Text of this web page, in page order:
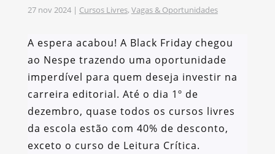
27 nov 2024| Cursos Livres, Vagas & Oportunidades
A espera acabou! A Black Friday chegou
ao Nespe trazendo uma oportunidade
imperdível para quem deseja investir na
carreira editorial. Até o dia 1º de
dezembro, quase todos os cursos livres
da escola estão com 40% de desconto,
exceto o curso de Leitura Crítica.